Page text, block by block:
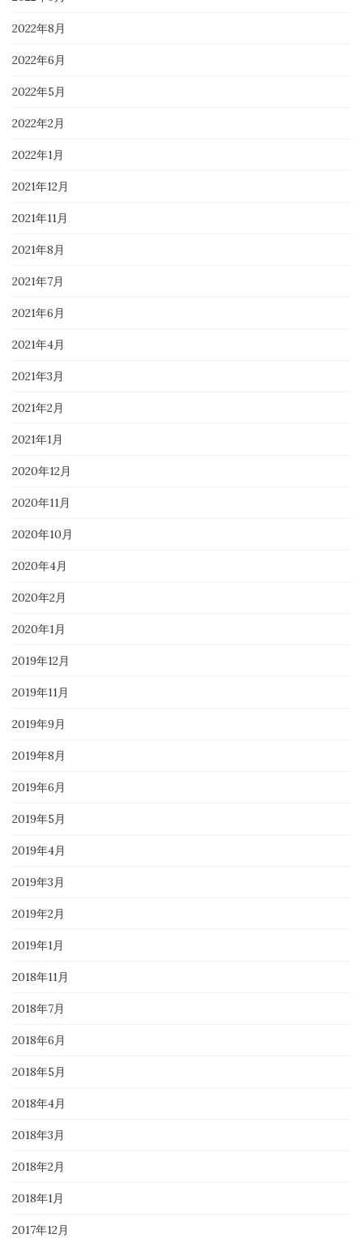
2022年8月
2022年6月
2022年5月
2022年2月
2022年1月
2021年12月
2021年11月
2021年8月
2021年7月
2021年6月
2021年4月
2021年3月
2021年2月
2021年1月
2020年12月
2020年11月
2020年10月
2020年4月
2020年2月
2020年1月
2019年12月
2019年11月
2019年9月
2019年8月
2019年6月
2019年5月
2019年4月
2019年3月
2019年2月
2019年1月
2018年11月
2018年7月
2018年6月
2018年5月
2018年4月
2018年3月
2018年2月
2018年1月
2017年12月